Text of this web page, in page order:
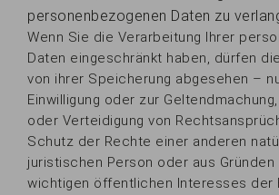
personenbezogenen Daten zu
Wenn Sie die Verarbeitung Ihrer
Daten eingeschränkt haben, dürfen
von ihrer Speicherung abgesehen –
Einwilligung oder zur
oder Verteidigung von
Schutz der Rechte einer anderen
juristischen Person oder aus Gründen
wichtigen öffentlichen Interesses der